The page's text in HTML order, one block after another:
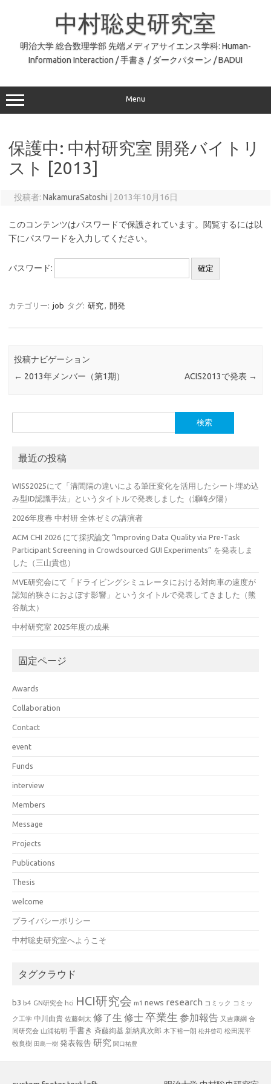
中村聡史研究室
明治大学 総合数理学部 先端メディアサイエンス学科: Human-
Information Interaction / 手書き / ダークパターン / BADUI
Menu
保護中: 中村研究室 開発バイトリ
スト [2013]
投稿者: NakamuraSatoshi 2013年10月16日
このコンテンツはパスワードで保護されています。閲覧するには以
下にパスワードを入力してください。
パスワード:
カテゴリー: job タグ: 研究, 開発
投稿ナビゲーション
← 2013年メンバー（第1期） ACIS2013で発表 →
索:
最近の投稿
WISS2025にて「溝間隔の違いによる筆圧変化を活用したシート埋め込
み型ID認識手法」というタイトルで発表しました（瀬崎夕陽）
2026年度春 中村研 全体ゼミの講演者
ACM CHI 2026 にて採択論文 “Improving Data Quality via Pre-Task
Participant Screening in Crowdsourced GUI Experiments” を発表しま
した（三山貴也）
MVE研究会にて「ドライビングシミュレータにおける対向車の速度が
認知的狭さにおよぼす影響」というタイトルで発表してきました（熊
谷航太）
中村研究室 2025年度の成果
固定ページ
Awards
Collaboration
Contact
event
Funds
interview
Members
Message
Projects
Publications
Thesis
welcome
プライバシーポリシー
中村聡史研究室へようこそ
タグクラウド
b3 b4 GN研究会 hci HCI研究会 m1 news research コミック コミッ
ク工学 中川由貴 佐藤剣太 修了生 修士卒業生 参加報告 又吉康綱 合
同研究会 山浦祐明 手書き 斉藤絢基 新納真次郎 木下裕一朗 松井啓司 松田滉平
牧良樹 田島一樹 発表報告 研究 関口祐豊